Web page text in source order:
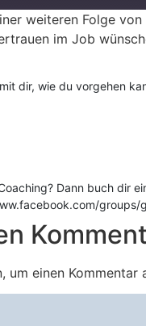
weiteren Folge
im Job
dir, wie du vorgehen
Dann buch dir
um einen Kommentar